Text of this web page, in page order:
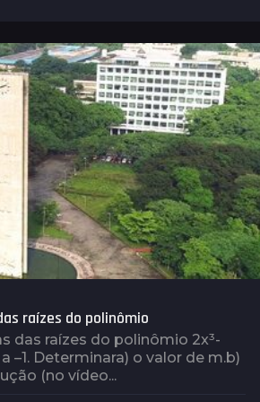
raízes do polinômio
das raízes do polinômio 2x³-
–1. Determinara) o valor de m.b)
(no vídeo...